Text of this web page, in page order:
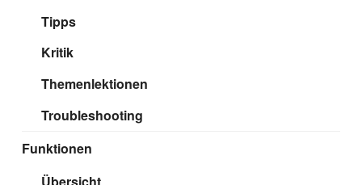
Tipps
Kritik
Themenlektionen
Troubleshooting
Funktionen
Übersicht